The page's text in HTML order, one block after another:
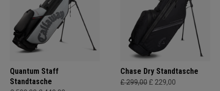
Quantum Staff
Standtasche
Chase Dry Standtasche
£ 299,00 £ 229,00